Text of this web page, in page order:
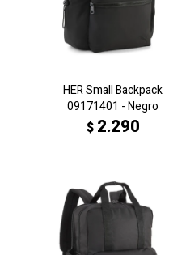
HER Small Backpack
09171401 - Negro
$ 2.290